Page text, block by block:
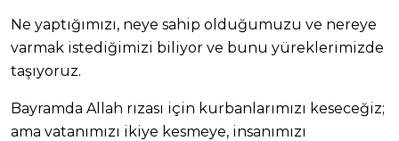
Ne yaptığımızı, neye sahip olduğumuzu ve nereye
varmak istediğimizi biliyor ve bunu yüreklerimizde
taşıyoruz.
Bayramda Allah rızası için kurbanlarımızı keseceğiz;
ama vatanımızı ikiye kesmeye, insanımızı